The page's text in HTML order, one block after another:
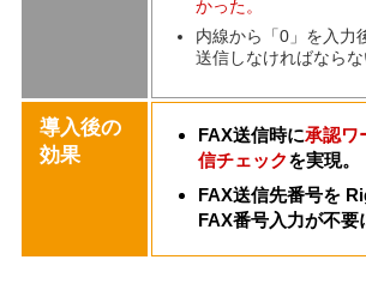
かった。
内線から「0」を入力
送信しなければならな
導入後の
効果
FAX送信時に承認ワ
信チェックを実現。
FAX送信先番号を
FAX番号入力が不要